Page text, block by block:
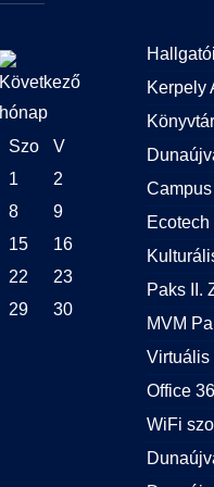
Szo
V
1
2
8
9
15
16
22
23
29
30
Kerpely
Könyvtár
Paks II.
MVM
Virtuális
Office
WiFi